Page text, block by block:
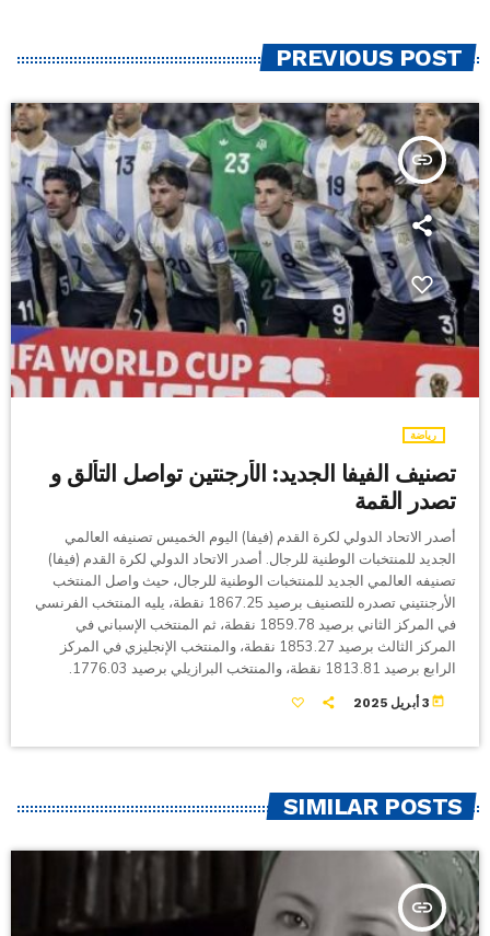
PREVIOUS POST
insert_link
رياضة
تصنيف الفيفا الجديد: الأرجنتين تواصل التألق و
تصدر القمة
أصدر الاتحاد الدولي لكرة القدم (فيفا) اليوم الخميس تصنيفه العالمي
الجديد للمنتخبات الوطنية للرجال. أصدر الاتحاد الدولي لكرة القدم (فيفا)
تصنيفه العالمي الجديد للمنتخبات الوطنية للرجال، حيث واصل المنتخب
الأرجنتيني تصدره للتصنيف برصيد 1867.25 نقطة، يليه المنتخب الفرنسي
في المركز الثاني برصيد 1859.78 نقطة، ثم المنتخب الإسباني في
المركز الثالث برصيد 1853.27 نقطة، والمنتخب الإنجليزي في المركز
الرابع برصيد 1813.81 نقطة، والمنتخب البرازيلي برصيد 1776.03.
today 3 أبريل 2025
SIMILAR POSTS
insert_link